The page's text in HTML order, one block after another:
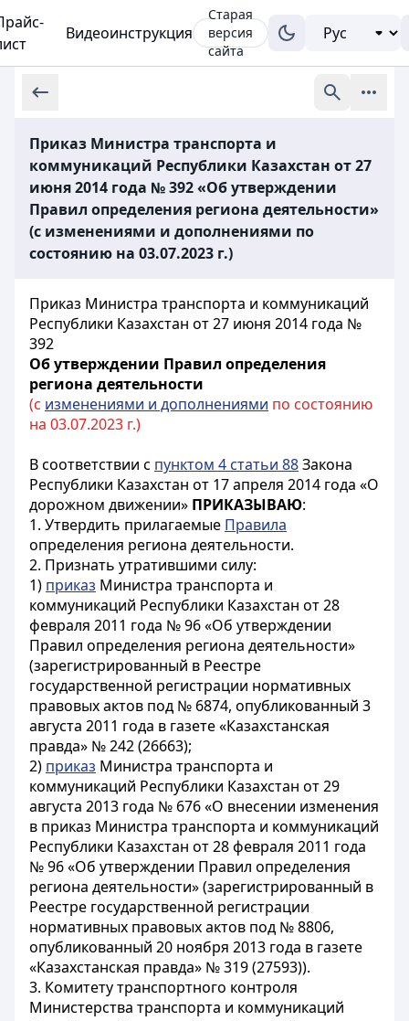
Видеоинструкция
Старая
версия
сайта
Приказ Министра транспорта и
коммуникаций Республики Казахстан от 27
июня 2014 года № 392 «Об утверждении
Правил определения региона деятельности»
(с изменениями и дополнениями по
состоянию на 03.07.2023 г.)
Приказ Министра транспорта и коммуникаций
Республики Казахстан от 27 июня 2014 года №
392
Об утверждении Правил определения
региона деятельности
(с изменениями и дополнениями по состоянию
на 03.07.2023 г.)
В соответствии с пунктом 4 статьи 88Закона
Республики Казахстан от 17 апреля 2014 года «О
дорожном движении» ПРИКАЗЫВАЮ:
1. Утвердить прилагаемые Правила
определения региона деятельности.
2. Признать утратившими силу:
1) приказ Министра транспорта и
коммуникаций Республики Казахстан от 28
февраля 2011 года № 96 «Об утверждении
Правил определения региона деятельности»
(зарегистрированный в Реестре
государственной регистрации нормативных
правовых актов под № 6874, опубликованный 3
августа 2011 года в газете «Казахстанская
правда» № 242 (26663);
2) приказ Министра транспорта и
коммуникаций Республики Казахстан от 29
августа 2013 года № 676 «О внесении изменения
в приказ Министра транспорта и коммуникаций
Республики Казахстан от 28 февраля 2011 года
№ 96 «Об утверждении Правил определения
региона деятельности» (зарегистрированный в
Реестре государственной регистрации
нормативных правовых актов под № 8806,
опубликованный 20 ноября 2013 года в газете
«Казахстанская правда» № 319 (27593)).
3. Комитету транспортного контроля
Министерства транспорта и коммуникаций